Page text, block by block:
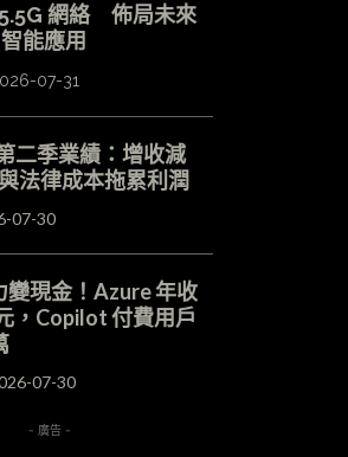
網絡 佈局未來
能應用
07-31
二季業績：增收減
法律成本拖累利潤
07-30
變現金！Azure 年收
，Copilot 付費用戶
07-30
- 廣告 -